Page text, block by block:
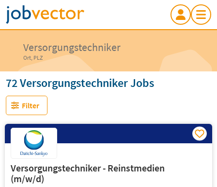
Versorgungstechniker
Ort, PLZ
72 Versorgungstechniker Jobs
Filter
Versorgungstechniker - Reinstmedien
(m/w/d)